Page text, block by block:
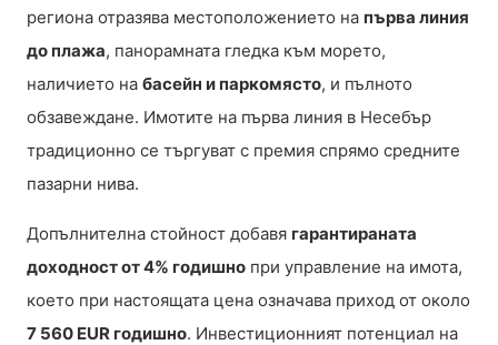
региона отразява местоположението на първа линия
до плажа, панорамната гледка към морето,
наличието на басейн и паркомясто, и пълното
обзавеждане. Имотите на първа линия в Несебър
традиционно се търгуват с премия спрямо средните
пазарни нива.
Допълнителна стойност добавя гарантираната
доходност от 4% годишно при управление на имота,
което при настоящата цена означава приход от около
7 560 EUR годишно. Инвестиционният потенциал на